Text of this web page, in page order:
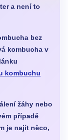
a není to
bez
kombucha v
kombuchu
žáhy nebo
případě
je najít něco,